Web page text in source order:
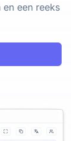
een reeks